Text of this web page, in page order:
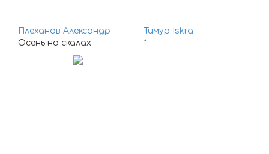
Плеханов Александр
Осень на скалах
Тимур Iskra
*